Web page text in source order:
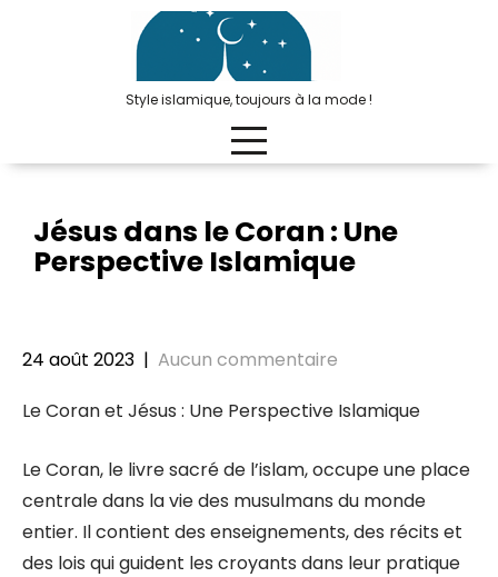
Style islamique, toujours à la mode !
Jésus dans le Coran : Une
Perspective Islamique
24 août 2023 | Aucun commentaire
Le Coran et Jésus : Une Perspective Islamique
Le Coran, le livre sacré de l’islam, occupe une place
centrale dans la vie des musulmans du monde
entier. Il contient des enseignements, des récits et
des lois qui guident les croyants dans leur pratique